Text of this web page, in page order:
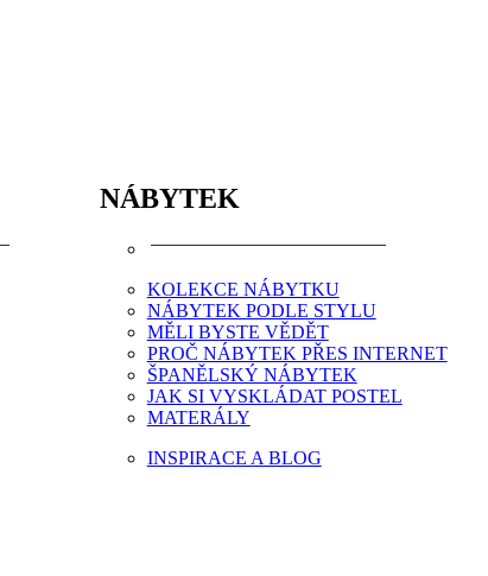
NÁBYTEK
KOLEKCE NÁBYTKU
NÁBYTEK PODLE STYLU
MĚLI BYSTE VĚDĚT
PROČ NÁBYTEK PŘES INTERNET
ŠPANĚLSKÝ NÁBYTEK
JAK SI VYSKLÁDAT POSTEL
MATERÁLY
INSPIRACE A BLOG